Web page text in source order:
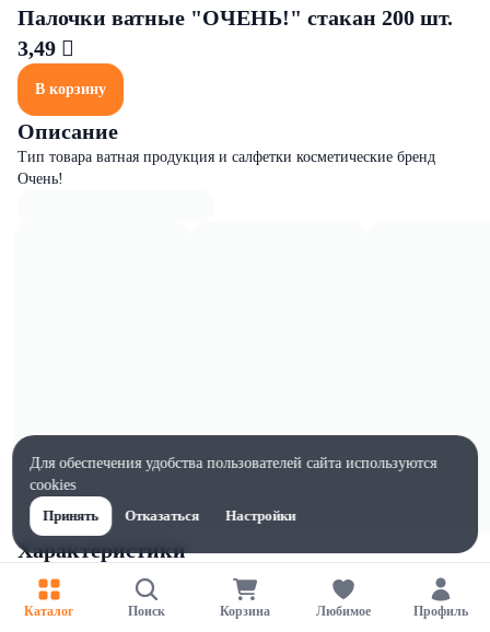
Палочки ватные "ОЧЕНЬ!" стакан 200 шт.
3,49 
В корзину
Описание
Тип товара ватная продукция и салфетки косметические бренд
Очень!
Характеристики
Ширина, мм
Каталог Поиск Корзина Любимое Профиль
Для обеспечения удобства пользователей сайта используются
cookies
Принять
Отказаться Настройки